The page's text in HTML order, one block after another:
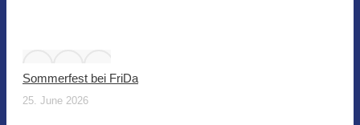
Sommerfest bei FriDa
25. June 2026